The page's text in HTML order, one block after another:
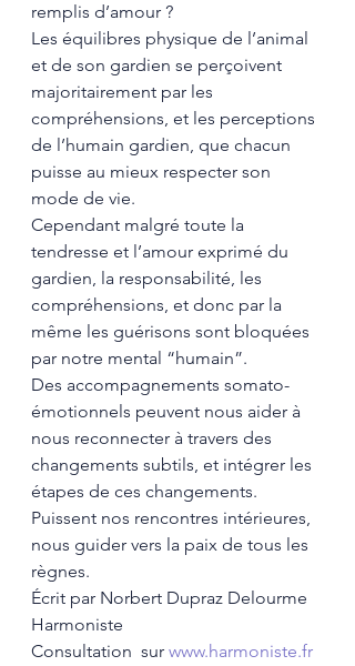
remplis d’amour ?
Les équilibres physique de l’animal
et de son gardien se perçoivent
majoritairement par les
compréhensions, et les perceptions
de l’humain gardien, que chacun
puisse au mieux respecter son
mode de vie.
Cependant malgré toute la
tendresse et l’amour exprimé du
gardien, la responsabilité, les
compréhensions, et donc par la
même les guérisons sont bloquées
par notre mental “humain”.
Des accompagnements somato-
émotionnels peuvent nous aider à
nous reconnecter à travers des
changements subtils, et intégrer les
étapes de ces changements.
Puissent nos rencontres intérieures,
nous guider vers la paix de tous les
règnes.
Écrit par Norbert Dupraz Delourme
Harmoniste
Consultation  sur www.harmoniste.fr